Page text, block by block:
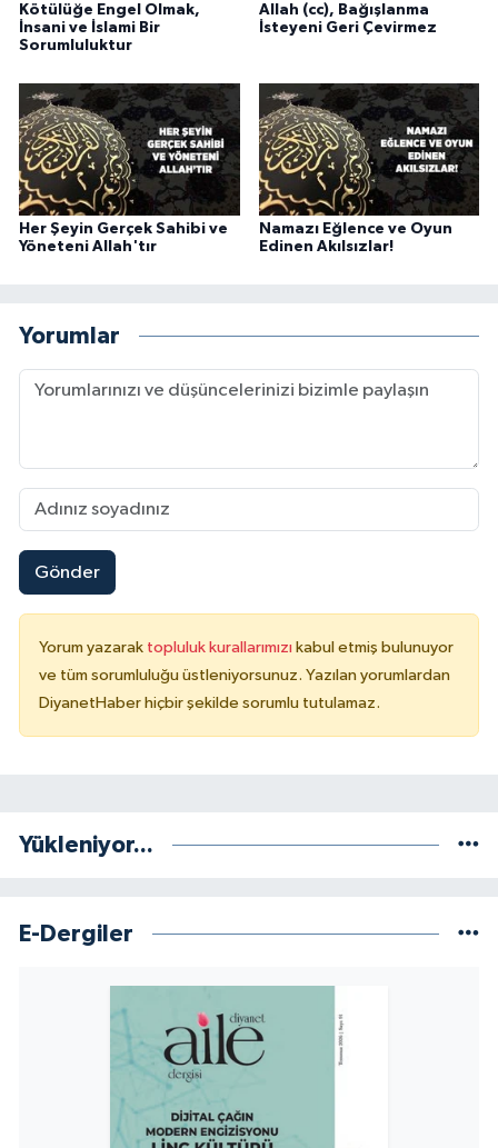
Kötülüğe Engel Olmak,
İnsani ve İslami Bir
Sorumluluktur
Allah (cc), Bağışlanma
İsteyeni Geri Çevirmez
Her Şeyin Gerçek Sahibi ve
Yöneteni Allah'tır
Namazı Eğlence ve Oyun
Edinen Akılsızlar!
Yorumlar
Gönder
Yorum yazarak topluluk kurallarımızı kabul etmiş bulunuyor
ve tüm sorumluluğu üstleniyorsunuz. Yazılan yorumlardan
DiyanetHaber hiçbir şekilde sorumlu tutulamaz.
Yükleniyor...
E-Dergiler
Karaman Müftülüğü
Kars Müftülüğü
Kastamonu Müftülüğü
Kayseri Müftülüğü
Kırklareli Müftülüğü
Kocaeli Müftülüğü
Kütahya Müftülüğü
Malatya Müftülüğü
Manisa Müftülüğü
Muş Müftülüğü
Niğde Müftülüğü
Ordu Müftülüğü